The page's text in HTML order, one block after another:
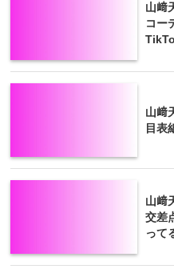
山﨑
コー
山﨑
目表
山﨑
交差
って